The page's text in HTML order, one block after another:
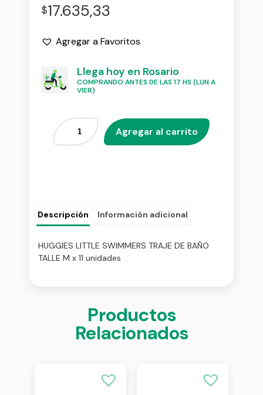
$17.635,33
Agregar a Favoritos
Llega hoy en Rosario
COMPRANDO ANTES DE LAS 17 HS (LUN A
VIER)
Agregar al carrito
Descripción Información adicional
HUGGIES LITTLE SWIMMERS TRAJE DE BAÑO
TALLE M x 11 unidades
Productos
Relacionados